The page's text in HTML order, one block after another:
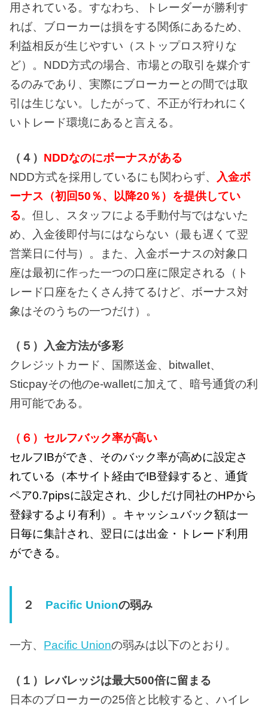
用されている。すなわち、トレーダーが勝利す
れば、ブローカーは損をする関係にあるため、
利益相反が生じやすい（ストップロス狩りな
ど）。NDD方式の場合、市場との取引を媒介す
るのみであり、実際にブローカーとの間では取
引は生じない。したがって、不正が行われにく
いトレード環境にあると言える。
（４） NDDなのにボーナスがある
NDD方式を採用しているにも関わらず、
入金ボ
ーナス（初回50％、以降20％）を提供してい
る。但し、スタッフによる手動付与ではないた
め、入金後即付与にはならない（最も遅くて翌
営業日に付与）。また、入金ボーナスの対象口
座は最初に作った一つの口座に限定される（ト
レード口座をたくさん持てるけど、ボーナス対
象はそのうちの一つだけ）。
（５）入金方法が多彩
クレジットカード、国際送金、bitwallet、
Sticpayその他のe-walletに加えて、暗号通貨の利
用可能である。
（６）セルフバック率が高い
セルフIBができ、そのバック率が高めに設定さ
れている（本サイト経由でIB登録すると、通貨
ペア0.7pipsに設定され、少しだけ同社のHPから
登録するより有利）。キャッシュバック額は一
日毎に集計され、翌日には出金・トレード利用
ができる。
２ Pacific Unionの弱み
一方、 Pacific Unionの弱みは以下のとおり。
（１）レバレッジは最大500倍に留まる
日本のブローカーの25倍と比較すると、ハイレ